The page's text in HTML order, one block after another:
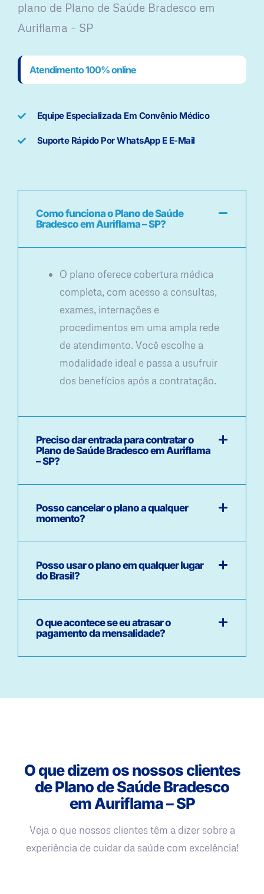
plano ​de Plano de Saúde Bradesco em
Auriflama – SP
Atendimento 100% online
Equipe Especializada Em Convênio Médico
Suporte Rápido Por WhatsApp E E-Mail
Como funciona o Plano de Saúde
Bradesco em Auriflama – SP?
O plano oferece cobertura médica
completa, com acesso a consultas,
exames, internações e
procedimentos em uma ampla rede
de atendimento. Você escolhe a
modalidade ideal e passa a usufruir
dos benefícios após a contratação.
Preciso dar entrada para contratar o
Plano de Saúde Bradesco em Auriflama
– SP?
Posso cancelar o plano a qualquer
momento?
Posso usar o plano em qualquer lugar
do Brasil?
O que acontece se eu atrasar o
pagamento da mensalidade?
O que dizem os nossos clientes
de Plano de Saúde Bradesco
em Auriflama – SP
Veja o que nossos clientes têm a dizer sobre a
experiência de cuidar da saúde com excelência!